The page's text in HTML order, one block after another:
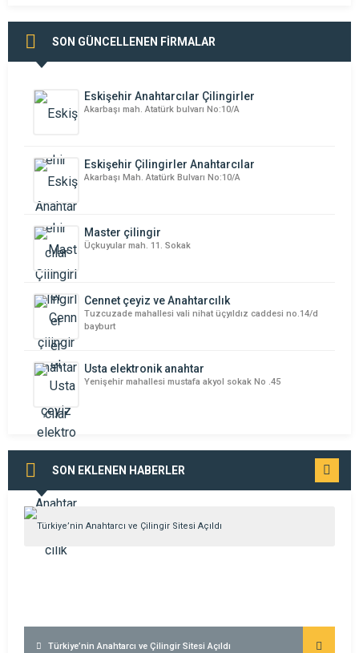
SON GÜNCELLENEN FİRMALAR
Eskişehir Anahtarcılar Çilingirler
Akarbaşı mah. Atatürk bulvarı No:10/A
Eskişehir Çilingirler Anahtarcılar
Akarbaşı Mah. Atatürk Bulvarı No:10/A
Master çilingir
Üçkuyular mah. 11. Sokak
Cennet çeyiz ve Anahtarcılık
Tuzcuzade mahallesi vali nihat üçyıldız caddesi no.14/d
bayburt
Usta elektronik anahtar
Yenişehir mahallesi mustafa akyol sokak No .45
SON EKLENEN HABERLER
GÖR
Türkiye’nin Anahtarcı ve Çilingir Sitesi Açıldı